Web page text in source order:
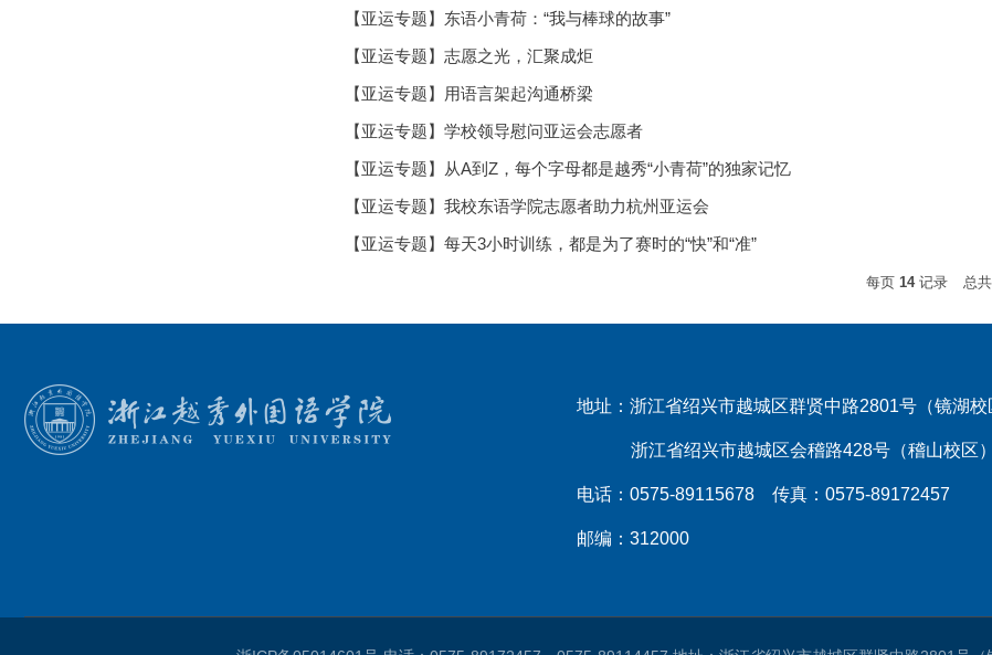
【亚运专题】东语小青荷：“我与棒球的故事”
【亚运专题】志愿之光，汇聚成炬
【亚运专题】用语言架起沟通桥梁
【亚运专题】学校领导慰问亚运会志愿者
【亚运专题】从A到Z，每个字母都是越秀“小青荷”的独家记忆
【亚运专题】我校东语学院志愿者助力杭州亚运会
【亚运专题】每天3小时训练，都是为了赛时的“快”和“准”
每页 14记录 总共
地址：浙江省绍兴市越城区群贤中路2801号（镜湖校
浙江省绍兴市越城区会稽路428号（稽山校区）
电话：0575-89115678 传真：0575-89172457
邮编：312000